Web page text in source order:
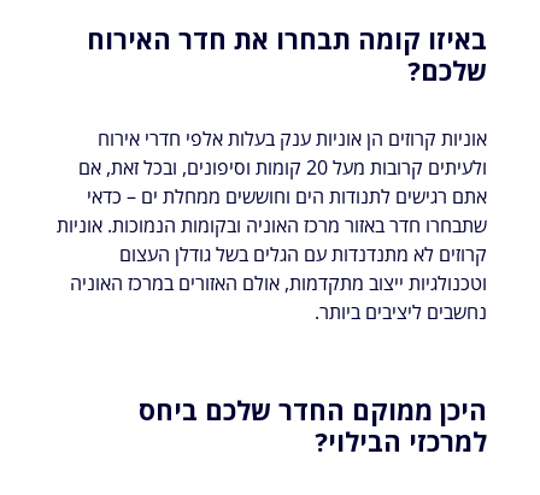
באיזו קומה תבחרו את חדר האירוח
שלכם?
אוניות קרוזים הן אוניות ענק בעלות אלפי חדרי אירוח
ולעיתים קרובות מעל 20 קומות וסיפונים, ובכל זאת, אם
אתם רגישים לתנודות הים וחוששים ממחלת ים – כדאי
שתבחרו חדר באזור מרכז האוניה ובקומות הנמוכות. אוניות
קרוזים לא מתנדנדות עם הגלים בשל גודלן העצום
וטכנולגיות ייצוב מתקדמות, אולם האזורים במרכז האוניה
נחשבים ליציבים ביותר.
היכן ממוקם החדר שלכם ביחס
למרכזי הבילוי?